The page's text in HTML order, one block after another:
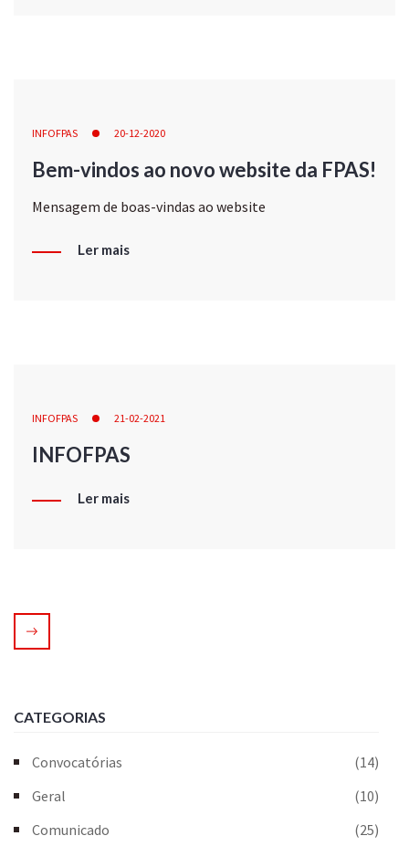
INFOFPAS 20-12-2020
Bem-vindos ao novo website da FPAS!
Mensagem de boas-vindas ao website
Ler mais
INFOFPAS 21-02-2021
INFOFPAS
Ler mais
CATEGORIAS
Convocatórias
(14)
Geral
(10)
Comunicado
(25)